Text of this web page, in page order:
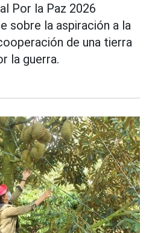
Por la Paz 2026
sobre la aspiración a la
de una tierra
la guerra.